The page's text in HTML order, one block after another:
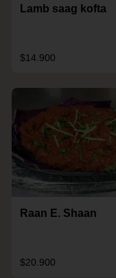
Lamb saag kofta
$14.900
Raan E. Shaan
$20.900